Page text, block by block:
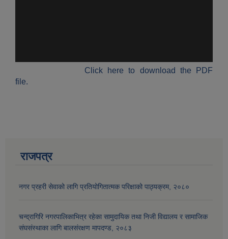
Click here to download the PDF
file.
राजपत्र
नगर प्रहरी सेवाको लागि प्रतियोगितात्मक परिक्षाको पाठ्यक्रम, २०८०
चन्द्रागिरि नगरपालिकाभित्र रहेका सामुदायिक तथा निजी विद्यालय र सामाजिक
संघसंस्थाका लागि बालसंरक्षण मापदण्ड, २०८३